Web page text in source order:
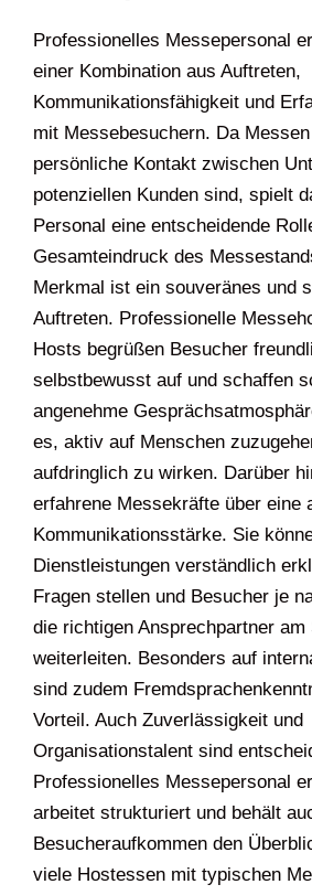
Professionelles Messepersonal
einer Kombination aus Auftreten,
Kommunikationsfähigkeit und
mit Messebesuchern. Da
persönliche Kontakt zwischen
potenziellen Kunden sind, spielt
Personal eine entscheidende
Gesamteindruck des
Merkmal ist ein souveränes und
Auftreten. Professionelle
Hosts begrüßen Besucher
selbstbewusst auf und schaffen
angenehme
es, aktiv auf Menschen
aufdringlich zu wirken. Darüber
erfahrene Messekräfte über eine
Kommunikationsstärke. Sie
Dienstleistungen verständlich
Fragen stellen und Besucher je
die richtigen Ansprechpartner am
weiterleiten. Besonders auf
sind zudem
Vorteil. Auch Zuverlässigkeit und
Organisationstalent sind
Professionelles Messepersonal
arbeitet strukturiert und behält
Besucheraufkommen den
viele Hostessen mit typischen